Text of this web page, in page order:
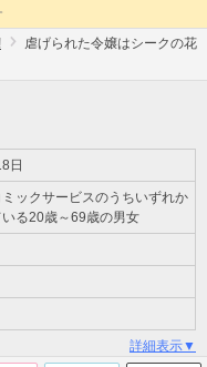
虐げられた令嬢はシークの花
日
ックサービスのうちいずれか
る20歳～69歳の男女
詳細表示▼